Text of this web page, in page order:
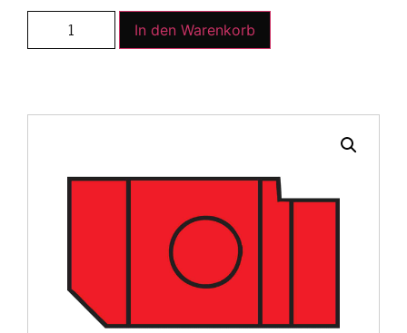
In den Warenkorb